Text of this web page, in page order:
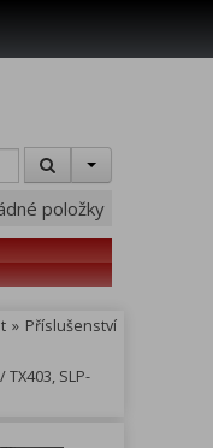
položky
» Příslušenství
SLP-